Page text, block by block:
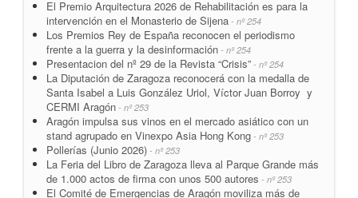
El Premio Arquitectura 2026 de Rehabilitación es para la
intervención en el Monasterio de Sijena - nº 254
Los Premios Rey de España reconocen el periodismo
frente a la guerra y la desinformación - nº 254
Presentacion del nº 29 de la Revista “Crisis” - nº 254
La Diputación de Zaragoza reconocerá con la medalla de
Santa Isabel a Luis González Uriol, Víctor Juan Borroy y
CERMI Aragón - nº 253
Aragón impulsa sus vinos en el mercado asiático con un
stand agrupado en Vinexpo Asia Hong Kong - nº 253
Pollerías (Junio 2026) - nº 253
La Feria del Libro de Zaragoza lleva al Parque Grande más
de 1.000 actos de firma con unos 500 autores - nº 253
El Comité de Emergencias de Aragón moviliza más de